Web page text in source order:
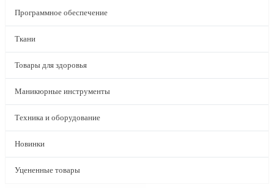
Программное обеспечение
Ткани
Товары для здоровья
Маникюрные инструменты
Техника и оборудование
Новинки
Уцененные товары